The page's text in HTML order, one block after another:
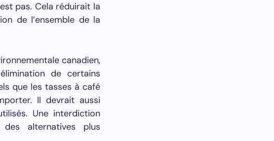
pas. Cela réduirait la
de l’ensemble de la
canadien,
de certains
que les tasses à café
Il devrait aussi
Une interdiction
alternatives plus